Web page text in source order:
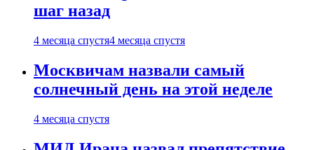
шаг назад
4 месяца спустя4 месяца спустя
Москвичам назвали самый
солнечный день на этой неделе
4 месяца спустя